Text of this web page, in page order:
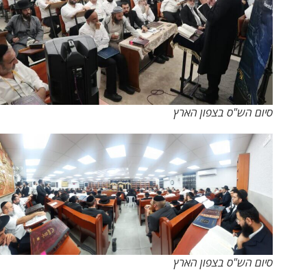
סיום הש"ס בצפון הארץ
סיום הש"ס בצפון הארץ